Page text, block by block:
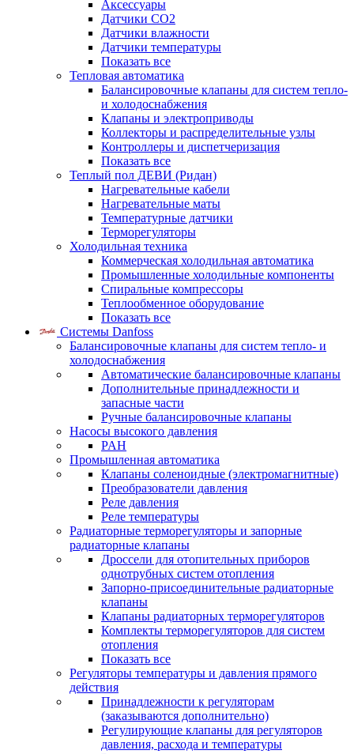
Аксессуары
Датчики CO2
Датчики влажности
Датчики температуры
Показать все
Тепловая автоматика
Балансировочные клапаны для систем тепло-
и холодоснабжения
Клапаны и электроприводы
Коллекторы и распределительные узлы
Контроллеры и диспетчеризация
Показать все
Теплый пол ДЕВИ (Ридан)
Нагревательные кабели
Нагревательные маты
Температурные датчики
Терморегуляторы
Холодильная техника
Коммерческая холодильная автоматика
Промышленные холодильные компоненты
Спиральные компрессоры
Теплообменное оборудование
Показать все
Системы Danfoss
Балансировочные клапаны для систем тепло- и
холодоснабжения
Автоматические балансировочные клапаны
Дополнительные принадлежности и
запасные части
Ручные балансировочные клапаны
Насосы высокого давления
PAH
Промышленная автоматика
Клапаны соленоидные (электромагнитные)
Преобразователи давления
Реле давления
Реле температуры
Радиаторные терморегуляторы и запорные
радиаторные клапаны
Дроссели для отопительных приборов
однотрубных систем отопления
Запорно-присоединительные радиаторные
клапаны
Клапаны радиаторных терморегуляторов
Комплекты терморегуляторов для систем
отопления
Показать все
Регуляторы температуры и давления прямого
действия
Принадлежности к регуляторам
(заказываются дополнительно)
Регулирующие клапаны для регуляторов
давления, расхода и температуры